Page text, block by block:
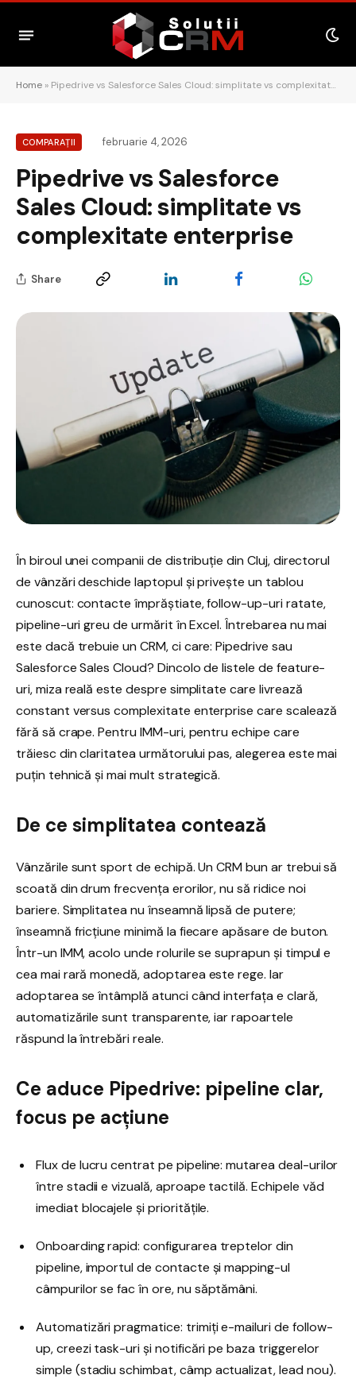
Home » Pipedrive vs Salesforce Sales Cloud: simplitate vs complexitate enterprise
COMPARAȚII februarie 4, 2026
Pipedrive vs Salesforce
Sales Cloud: simplitate vs
complexitate enterprise
Share
În biroul unei companii de distribuție din Cluj, directorul
de vânzări deschide laptopul și privește un tablou
cunoscut: contacte împrăștiate, follow-up-uri ratate,
pipeline-uri greu de urmărit în Excel. Întrebarea nu mai
este dacă trebuie un CRM, ci care: Pipedrive sau
Salesforce Sales Cloud? Dincolo de listele de feature-
uri, miza reală este despre simplitate care livrează
constant versus complexitate enterprise care scalează
fără să crape. Pentru IMM-uri, pentru echipe care
trăiesc din claritatea următorului pas, alegerea este mai
puțin tehnică și mai mult strategică.
De ce simplitatea contează
Vânzările sunt sport de echipă. Un CRM bun ar trebui să
scoată din drum frecvența erorilor, nu să ridice noi
bariere. Simplitatea nu înseamnă lipsă de putere;
înseamnă fricțiune minimă la fiecare apăsare de buton.
Într-un IMM, acolo unde rolurile se suprapun și timpul e
cea mai rară monedă, adoptarea este rege. Iar
adoptarea se întâmplă atunci când interfața e clară,
automatizările sunt transparente, iar rapoartele
răspund la întrebări reale.
Ce aduce Pipedrive: pipeline clar,
focus pe acțiune
Flux de lucru centrat pe pipeline: mutarea deal-urilor
între stadii e vizuală, aproape tactilă. Echipele văd
imediat blocajele și prioritățile.
Onboarding rapid: configurarea treptelor din
pipeline, importul de contacte și mapping-ul
câmpurilor se fac în ore, nu săptămâni.
Automatizări pragmatice: trimiți e-mailuri de follow-
up, creezi task-uri și notificări pe baza triggerelor
simple (stadiu schimbat, câmp actualizat, lead nou).